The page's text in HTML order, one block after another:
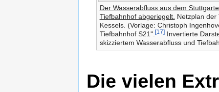
Der Wasserabfluss aus dem
Tiefbahnhof abgeriegelt. Netzplan der
Kessels. (Vorlage: Christoph
Tiefbahnhof S21".[17]Invertierte
skizziertem Wasserabfluss und
Die vielen